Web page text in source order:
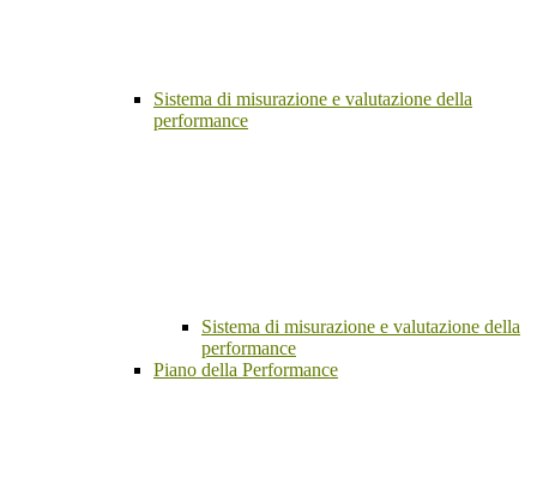
Sistema di misurazione e valutazione della
performance
Sistema di misurazione e valutazione della
performance
Piano della Performance